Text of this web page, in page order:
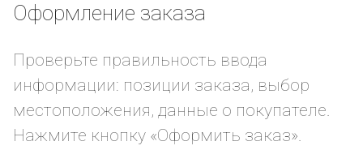
Оформление заказа
Проверьте правильность ввода
информации: позиции заказа, выбор
местоположения, данные о покупателе.
Нажмите кнопку «Оформить заказ».